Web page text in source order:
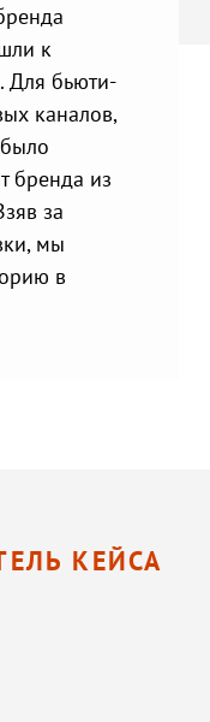
к
Для бьюти-
каналов,
бренда из
за
мы
в
КЕЙСА